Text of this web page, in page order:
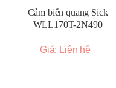
Cảm biến quang Sick
WLL170T-2N490
Giá: Liên hệ